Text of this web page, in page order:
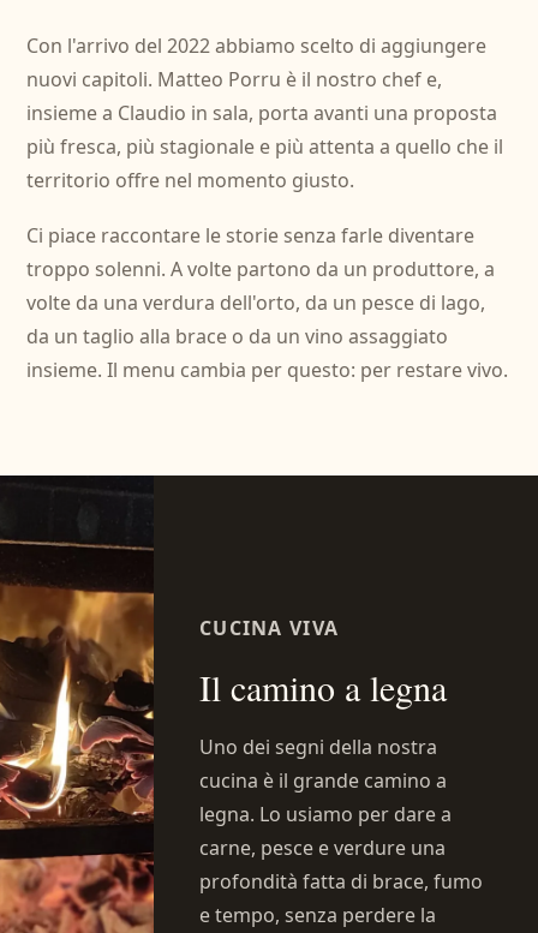
Con l'arrivo del 2022 abbiamo scelto di aggiungere
nuovi capitoli. Matteo Porru è il nostro chef e,
insieme a Claudio in sala, porta avanti una proposta
più fresca, più stagionale e più attenta a quello che il
territorio offre nel momento giusto.
Ci piace raccontare le storie senza farle diventare
troppo solenni. A volte partono da un produttore, a
volte da una verdura dell'orto, da un pesce di lago,
da un taglio alla brace o da un vino assaggiato
insieme. Il menu cambia per questo: per restare vivo.
CUCINA VIVA
Il camino a legna
Uno dei segni della nostra
cucina è il grande camino a
legna. Lo usiamo per dare a
carne, pesce e verdure una
profondità fatta di brace, fumo
e tempo, senza perdere la